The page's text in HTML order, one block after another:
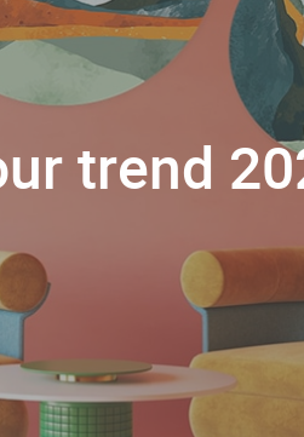
trend